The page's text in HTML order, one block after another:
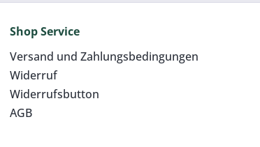
Shop Service
Versand und Zahlungsbedingungen
Widerruf
Widerrufsbutton
AGB